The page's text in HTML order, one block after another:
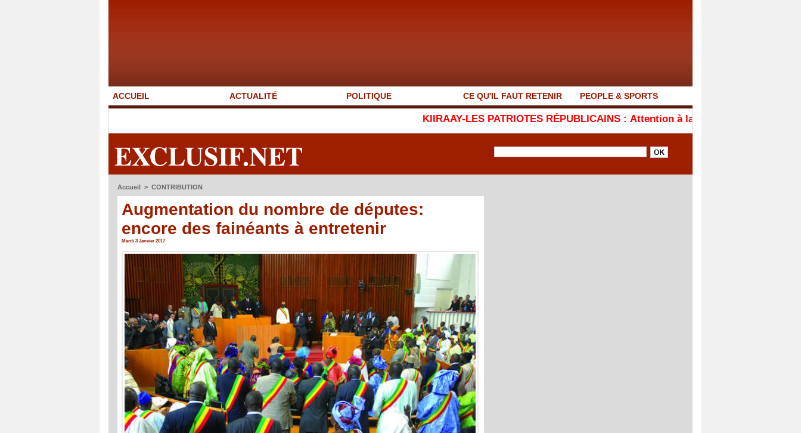
ACCUEIL ACTUALITÉ POLITIQUE CE QU'IL FAUT RETENIR PEOPLE & SPORTS
KIIRAAY-LES PATRIOTES RÉPUBLICAINS : Attention à la ruée vers l'or (Par Abdoulaye
EXCLUSIF.NET
Accueil > CONTRIBUTION
Augmentation du nombre de députes:
encore des fainéants à entretenir
Mardi 3 Janvier 2017